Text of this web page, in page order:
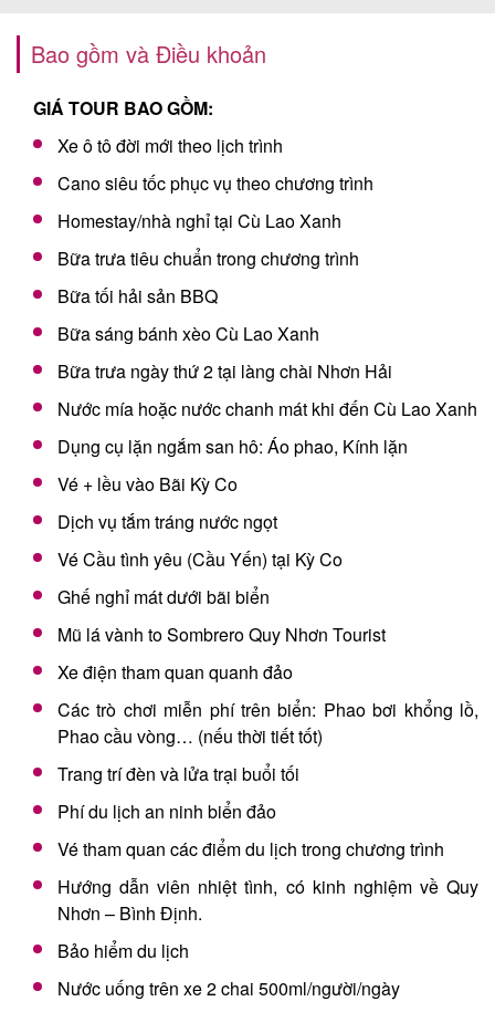
Bao gồm và Điều khoản
GIÁ TOUR BAO GỒM:
Xe ô tô đời mới theo lịch trình
Cano siêu tốc phục vụ theo chương trình
Homestay/nhà nghỉ tại Cù Lao Xanh
Bữa trưa tiêu chuẩn trong chương trình
Bữa tối hải sản BBQ
Bữa sáng bánh xèo Cù Lao Xanh
Bữa trưa ngày thứ 2 tại làng chài Nhơn Hải
Nước mía hoặc nước chanh mát khi đến Cù Lao Xanh
Dụng cụ lặn ngắm san hô: Áo phao, Kính lặn
Vé + lều vào Bãi Kỳ Co
Dịch vụ tắm tráng nước ngọt
Vé Cầu tình yêu (Cầu Yến) tại Kỳ Co
Ghế nghỉ mát dưới bãi biển
Mũ lá vành to Sombrero Quy Nhơn Tourist
Xe điện tham quan quanh đảo
Các trò chơi miễn phí trên biển: Phao bơi khổng lồ,
Phao cầu vòng… (nếu thời tiết tốt)
Trang trí đèn và lửa trại buổi tối
Phí du lịch an ninh biển đảo
Vé tham quan các điểm du lịch trong chương trình
Hướng dẫn viên nhiệt tình, có kinh nghiệm về Quy
Nhơn – Bình Định.
Bảo hiểm du lịch
Nước uống trên xe 2 chai 500ml/người/ngày